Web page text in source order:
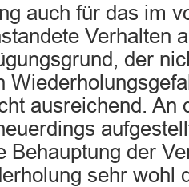
auch für das im
Verhalten
der
ausreichend. An
Behauptung der
sehr wohl